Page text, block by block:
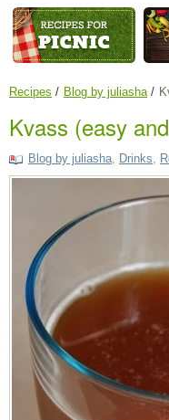
Recipes Blog by juliasha
Kvass (easy
Blog by juliasha Drinks